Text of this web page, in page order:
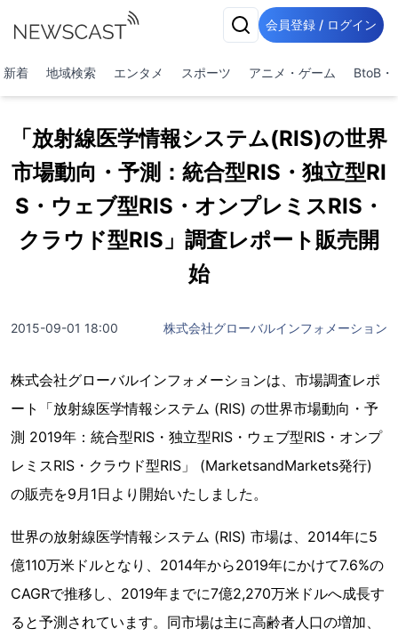
会員登録 / ログイン
新着 地域検索 エンタメ スポーツ アニメ・ゲーム BtoB・
「放射線医学情報システム(RIS)の世界
市場動向・予測：統合型RIS・独立型RI
S・ウェブ型RIS・オンプレミスRIS・
クラウド型RIS」調査レポート販売開
始
2015-09-01 18:00 株式会社グローバルインフォメーション
株式会社グローバルインフォメーションは、市場調査レポ
ート「放射線医学情報システム (RIS) の世界市場動向・予
測 2019年：統合型RIS・独立型RIS・ウェブ型RIS・オンプ
レミスRIS・クラウド型RIS」 (MarketsandMarkets発行)
の販売を9月1日より開始いたしました。
世界の放射線医学情報システム (RIS) 市場は、2014年に5
億110万米ドルとなり、2014年から2019年にかけて7.6%の
CAGRで推移し、2019年までに7億2,270万米ドルへ成長す
ると予測されています。同市場は主に高齢者人口の増加、